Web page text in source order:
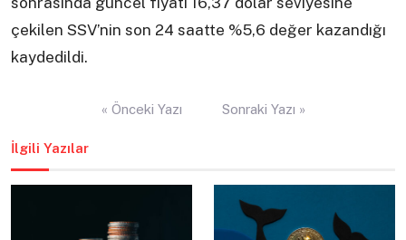
çekilen SSV’nin son 24 saatte %5,6 değer kazandığı
kaydedildi.
« Önceki Yazı Sonraki Yazı »
İlgili Yazılar